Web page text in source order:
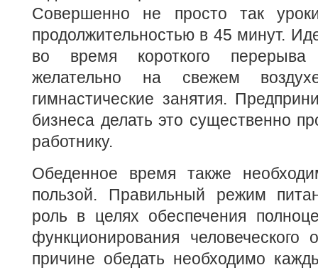
Совершенно не просто так
продолжительностью в 45 минут.
во время короткого перерыва
желательно на свежем
гимнастические занятия.
бизнеса делать это существенно
работнику.
Обеденное время также
пользой. Правильный режим
роль в целях обеспечения
функционирования человеческого
причине обедать необходимо